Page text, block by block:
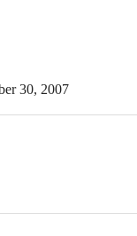
30, 2007